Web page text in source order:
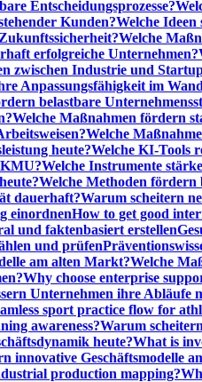
Entscheidungsprozesse?
Kunden?Welche
Welche
erfolgreiche Unternehmen?
zwischen Industrie und
Anpassungsfähigkeit im
belastbare
Welche Maßnahmen fördern
Welche
heute?Welche KI-Tools
Welche Instrumente
Welche Methoden
dauerhaft?Warum scheitern
einordnenHow to get good
und faktenbasiert erstellen
und prüfen
am alten Markt?Welche
Why choose enterprise
Unternehmen ihre Abläufe
sport practice flow for
awareness?Warum
heute?What is
innovative Geschäftsmodelle
production mapping?